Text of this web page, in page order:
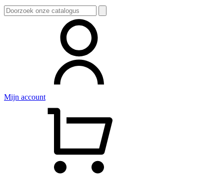
Zoeken
naar:
Mijn account